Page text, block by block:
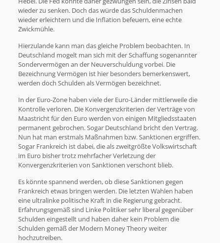
wieder zu senken. Doch das würde das Schuldenmachen
wieder erleichtern und die Inflation befeuern, eine echte
Zwickmühle.
Hierzulande kann man das gleiche Problem beobachten. In
Deutschland mogelt man sich mit der Schaffung sogenannter
Sondervermögen an der Neuverschuldung vorbei. Die
Bezeichnung Vermögen ist hier besonders bemerkenswert,
werden doch Schulden als Vermögen bezeichnet.
In der Euro-Zone haben viele der Euro-Länder mittlerweile die
Kontrolle verloren. Die Konvergenzkriterien der Verträge von
Maastricht für den Euro werden von einigen Mitgliedsstaaten
permanent gebrochen. Sogar Deutschland bricht den Vertrag.
Nun hat man erstmals Maßnahmen bzw. Sanktionen ergriffen.
Sogar Frankreich ist dabei, die als zweitgrößte Volkswirtschaft
im Euro bisher trotz mehrfacher Verletzung der
Konvergenzkriterien von Sanktionen verschont blieb.
Es könnte spannend werden, ob diese Sanktionen gegen
Frankreich etwas bringen werden. Die letzten Wahlen haben
eine ultralinke politische Kraft in die Regierung gebracht.
Erfahrungsgemäß sind Linke Politiker sehr liberal gegenüber
Schulden eingestellt und haben daher kein Problem die
Schulden gemäß der Modern Money Theory weiter
hochzutreiben.